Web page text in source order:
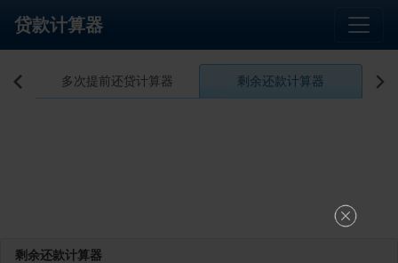
贷款计算器
 多次提前还贷计算器 剩余还款计算器 
剩余还款计算器